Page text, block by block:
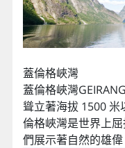
蓋倫格峽灣
蓋倫格峽灣
聳立著海拔 1500
倫格峽灣是世界上
們展示著自然的雄偉